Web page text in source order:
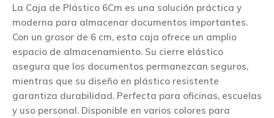
La Caja de Plástico 6Cm es una solución práctica y
moderna para almacenar documentos importantes.
Con un grosor de 6 cm, esta caja ofrece un amplio
espacio de almacenamiento. Su cierre elástico
asegura que los documentos permanezcan seguros,
mientras que su diseño en plástico resistente
garantiza durabilidad. Perfecta para oficinas, escuelas
y uso personal. Disponible en varios colores para